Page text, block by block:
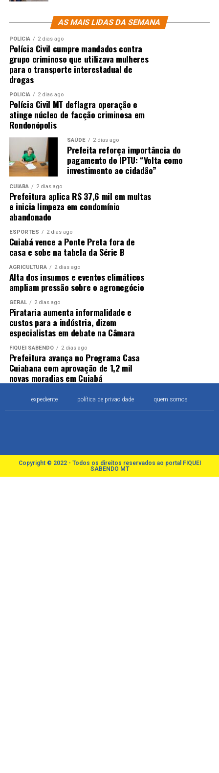
AS MAIS LIDAS DA SEMANA
POLÍCIA 2 dias ago
Polícia Civil cumpre mandados contra
grupo criminoso que utilizava mulheres
para o transporte interestadual de
drogas
POLÍCIA 2 dias ago
Polícia Civil MT deflagra operação e
atinge núcleo de facção criminosa em
Rondonópolis
SAÚDE 2 dias ago
Prefeita reforça importância do
pagamento do IPTU: “Volta como
investimento ao cidadão”
CUIABÁ 2 dias ago
Prefeitura aplica R$ 37,6 mil em multas
e inicia limpeza em condomínio
abandonado
ESPORTES 2 dias ago
Cuiabá vence a Ponte Preta fora de
casa e sobe na tabela da Série B
AGRICULTURA 2 dias ago
Alta dos insumos e eventos climáticos
ampliam pressão sobre o agronegócio
GERAL 2 dias ago
Pirataria aumenta informalidade e
custos para a indústria, dizem
especialistas em debate na Câmara
FIQUEI SABENDO 2 dias ago
Prefeitura avança no Programa Casa
Cuiabana com aprovação de 1,2 mil
novas moradias em Cuiabá
expediente política de privacidade quem somos
Copyright © 2022 - Todos os direitos reservados ao portal FIQUEI
SABENDO MT